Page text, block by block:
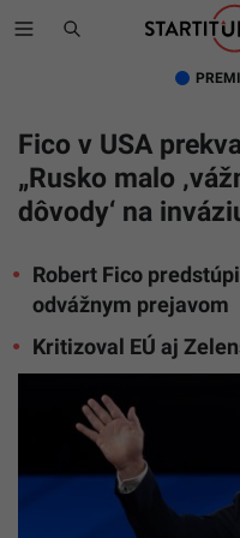
Fico v USA
„Rusko malo
dôvody‘ na
Robert Fico
odvážnym prejavom
Kritizoval EÚ aj